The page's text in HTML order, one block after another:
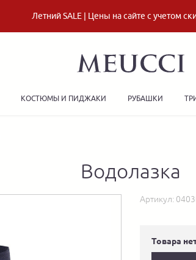
Летний SALE | Цены на сайте с учетом
КОСТЮМЫ И ПИДЖАКИ РУБАШКИ
Водолазка
Артикул:
Товара